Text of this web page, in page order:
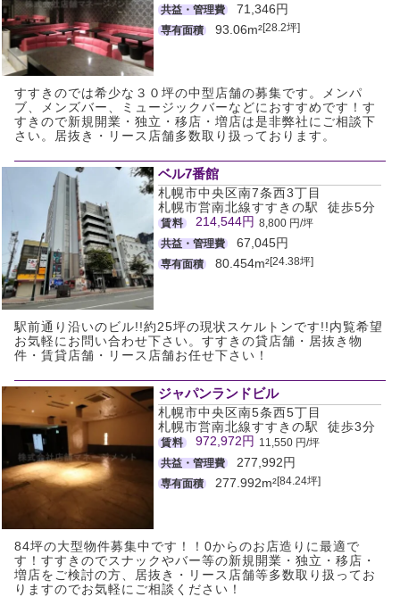
共益・管理費
71,346円
専有面積 93.06m²[28.2坪]
すすきのでは希少な３０坪の中型店舗の募集です。メンパ
ブ、メンズバー、ミュージックバーなどにおすすめです！す
すきので新規開業・独立・移店・増店は是非弊社にご相談下
さい。居抜き・リース店舗多数取り扱っております。
ベル7番館
札幌市中央区南7条西3丁目
札幌市営南北線すすきの駅 徒歩5分
賃料 214,544円 8,800 円/坪
共益・管理費
67,045円
専有面積 80.454m²[24.38坪]
駅前通り沿いのビル!!約25坪の現状スケルトンです!!内覧希望
お気軽にお問い合わせ下さい。すすきの貸店舗・居抜き物
件・賃貸店舗・リース店舗お任せ下さい！
ジャパンランドビル
札幌市中央区南5条西5丁目
札幌市営南北線すすきの駅 徒歩3分
賃料 972,972円 11,550 円/坪
共益・管理費
277,992円
専有面積 277.992m²[84.24坪]
84坪の大型物件募集中です！！0からのお店造りに最適で
す！すすきのでスナックやバー等の新規開業・独立・移店・
増店をご検討の方、居抜き・リース店舗等多数取り扱ってお
りますのでお気軽にご相談ください！